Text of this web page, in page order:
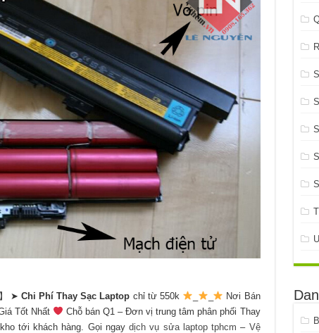
】 ➤Chi Phí Thay Sạc Laptop chỉ từ 550k
Nơi Bán
Tốt Nhất
Chỗ bán Q1 – Đơn vị trung tâm phân phối Thay
tới khách hàng. Gọi ngaydịch vụ sửa laptop tphcm – Vệ